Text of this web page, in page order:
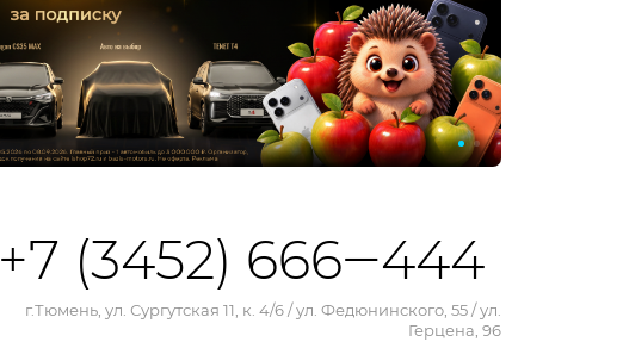
+7 (3452) 666‒444
г.Тюмень, ул. Сургутская 11, к. 4/6 / ул. Федюнинского, 55 / ул.
Герцена, 96